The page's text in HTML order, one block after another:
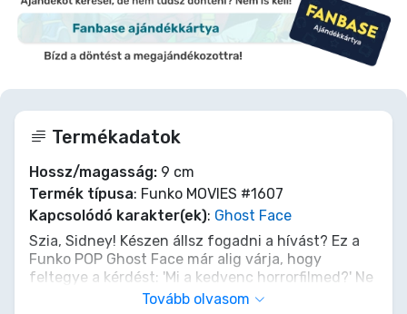
Termékadatok
Hossz/magasság: 9 cm
Termék típusa: Funko MOVIES #1607
Kapcsolódó karakter(ek): Ghost Face
Szia, Sidney! Készen állsz fogadni a hívást? Ez a
Funko POP Ghost Face már alig várja, hogy
feltegye a kérdést: 'Mi a kedvenc horrorfilmed?' Ne
hagyd várakozni, különben könnyen a következő
Tovább olvasom